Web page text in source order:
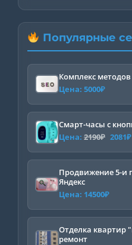
Популярные
Комплекс
Цена: 5000₽
Смарт-часы с
Цена: 2190₽
цена
2081₽
Продвижение 5-и
Яндекс
Цена: 14500₽
Отделка квартир
ремонт